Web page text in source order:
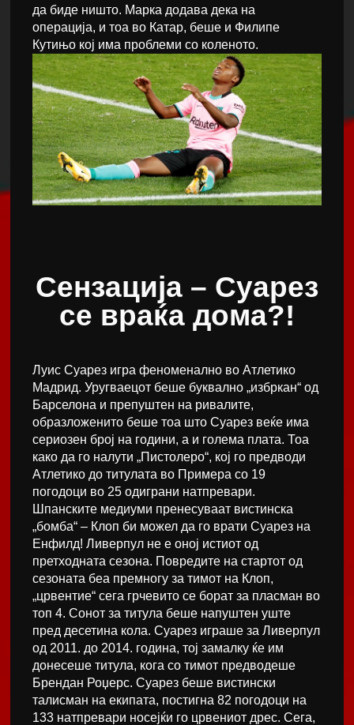
да биде ништо. Марка додава дека на
операција, и тоа во Катар, беше и Филипе
Кутињо кој има проблеми со коленото.
Сензација – Суарез
се враќа дома?!
Луис Суарез игра феноменално во Атлетико
Мадрид. Уругваецот беше буквално „избркан“ од
Барселона и препуштен на ривалите,
образложенито беше тоа што Суарез веќе има
сериозен број на години, а и голема плата. Тоа
како да го налути „Пистолеро“, кој го предводи
Атлетико до титулата во Примера со 19
погодоци во 25 одиграни натпревари.
Шпанските медиуми пренесуваат вистинска
„бомба“ – Клоп би можел да го врати Суарез на
Енфилд! Ливерпул не е оној истиот од
претходната сезона. Повредите на стартот од
сезоната беа премногу за тимот на Клоп,
„црвентие“ сега грчевито се борат за пласман во
топ 4. Сонот за титула беше напуштен уште
пред десетина кола. Суарез играше за Ливерпул
од 2011. до 2014. година, тој замалку ќе им
донесеше титула, кога со тимот предводеше
Брендан Роџерс. Суарез беше вистински
талисман на екипата, постигна 82 погодоци на
133 натпревари носејќи го црвениот дрес. Сега,